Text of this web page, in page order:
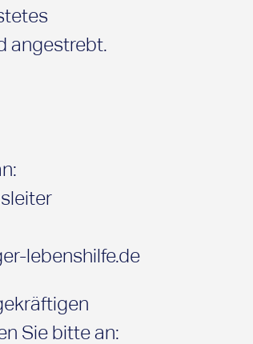
angestrebt.
lebenshilfe.de
Sie bitte an: